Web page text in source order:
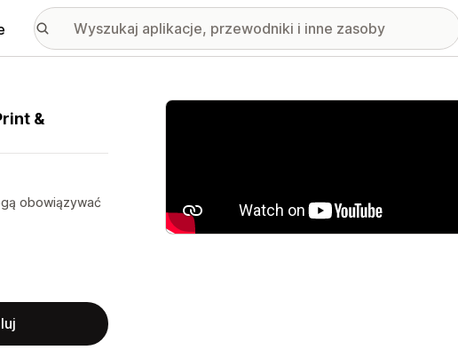
&
obowiązywać
Wyróżnione obrazy w galerii